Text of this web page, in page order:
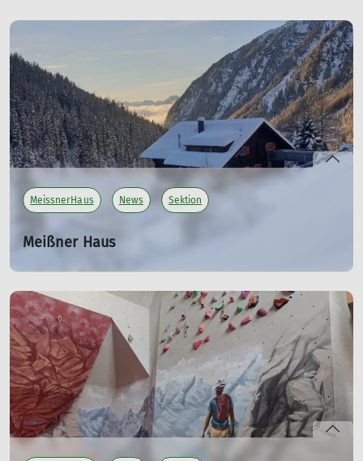
MeissnerHaus News Sektion
Meißner Haus
mehr erfahren